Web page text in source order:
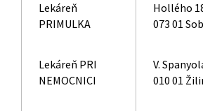
Lekáreň
PRIMULKA
Hollého
073 01
Lekáreň PRI
NEMOCNICI
V.
010 01